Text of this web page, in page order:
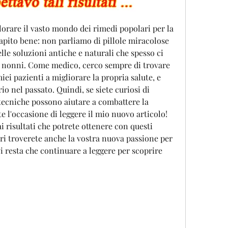
il vasto mondo dei rimedi popolari per la
bene: non parliamo di pillole miracolose
soluzioni antiche e naturali che spesso ci
Come medico, cerco sempre di trovare
pazienti a migliorare la propria salute, e
nel passato. Quindi, se siete curiosi di
possono aiutare a combattere la
l'occasione di leggere il mio nuovo articolo!
risultati che potrete ottenere con questi
troverete anche la vostra nuova passione per
che continuare a leggere per scoprire